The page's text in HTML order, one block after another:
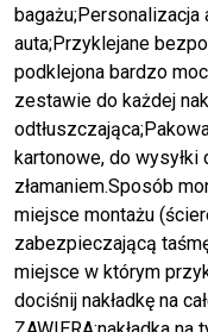
auta;Przyklejane
podklejona bardzo
zestawie do każdej
kartonowe, do
złamaniem.Sposób
miejsce montażu
zabezpieczającą
miejsce w którym
dociśnij nakładkę na